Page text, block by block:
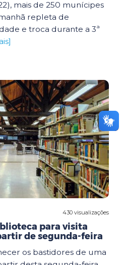
mais de 250 munícipes
repleta de
e troca durante a 3ª
430 visualizações
para visita
de segunda-feira
os bastidores de uma